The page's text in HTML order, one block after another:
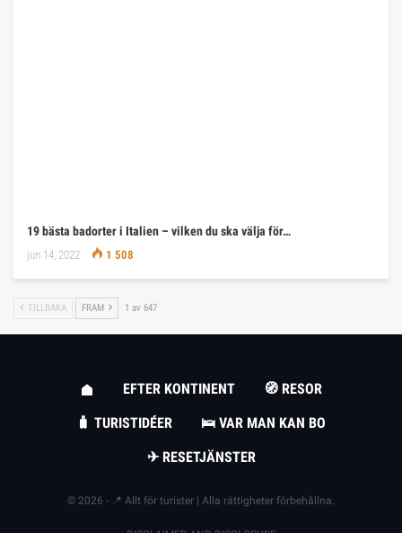
19 bästa badorter i Italien – vilken du ska välja för…
jun 14, 2022 1 508
TILLBAKA FRAM 1 av 647
EFTER KONTINENT
🧭 RESOR
🧳 TURISTIDÉER
🛌 VAR MAN KAN BO
✈ RESETJÄNSTER
© 2026 - 📍 Allt för turister | Alla rättigheter förbehållna.